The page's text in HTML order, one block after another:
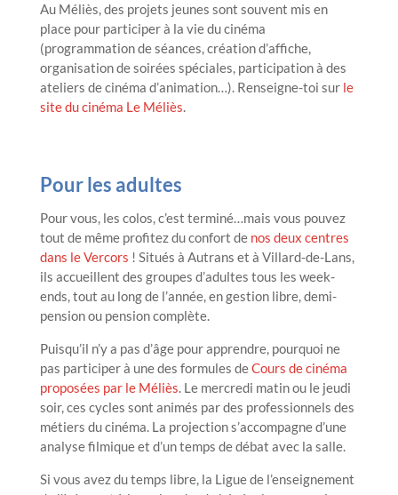
Au Méliès, des projets jeunes sont souvent mis en
place pour participer à la vie du cinéma
(programmation de séances, création d’affiche,
organisation de soirées spéciales, participation à des
ateliers de cinéma d’animation…). Renseigne-toi sur le
site du cinéma Le Méliès.
Pour les adultes
Pour vous, les colos, c’est terminé…mais vous pouvez
tout de même profitez du confort de nos deux centres
dans le Vercors ! Situés à Autrans et à Villard-de-Lans,
ils accueillent des groupes d’adultes tous les week-
ends, tout au long de l’année, en gestion libre, demi-
pension ou pension complète.
Puisqu’il n’y a pas d’âge pour apprendre, pourquoi ne
pas participer à une des formules deCours de cinéma
proposées par le Méliès. Le mercredi matin ou le jeudi
soir, ces cycles sont animés par des professionnels des
métiers du cinéma. La projection s’accompagne d’une
analyse filmique et d’un temps de débat avec la salle.
Si vous avez du temps libre, la Ligue de l’enseignement